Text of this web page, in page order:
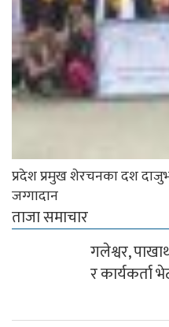
प्रदेश प्रमुख शेरचनका दश
जग्गादान
ताजा समाचार
गलेश्वर,
र कार्यकर्ता